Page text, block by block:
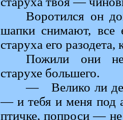
Воротился он
шапки снимают, все
старуха его разодета,
Пожили они
старухе большего.
— Велико ли
— и тебя и меня под
птичке, попроси — не